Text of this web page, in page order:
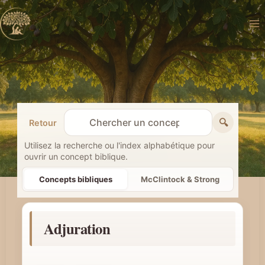
Aller
au
contenu
Retour
R
e
c
h
e
c
h
🔍
Utilisez la recherche ou l'index alphabétique pour
ouvrir un concept biblique.
Concepts bibliques McClintock & Strong
Adjuration